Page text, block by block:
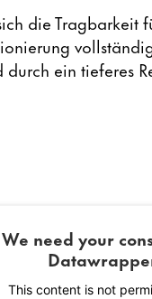
die Tragbarkeit
ein tieferes
We need your
This content is not